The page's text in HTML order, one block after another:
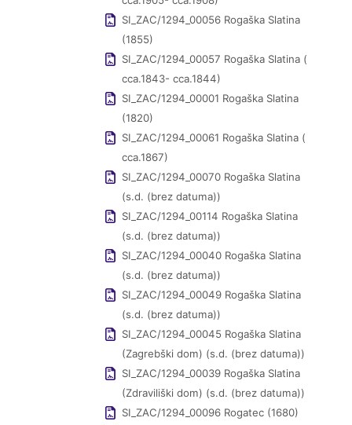
SI_ZAC/1294_00056 Rogaška Slatina
(1855)
SI_ZAC/1294_00057 Rogaška Slatina (
cca.1843- cca.1844)
SI_ZAC/1294_00001 Rogaška Slatina
(1820)
SI_ZAC/1294_00061 Rogaška Slatina (
cca.1867)
SI_ZAC/1294_00070 Rogaška Slatina
(s.d. (brez datuma))
SI_ZAC/1294_00114 Rogaška Slatina
(s.d. (brez datuma))
SI_ZAC/1294_00040 Rogaška Slatina
(s.d. (brez datuma))
SI_ZAC/1294_00049 Rogaška Slatina
(s.d. (brez datuma))
SI_ZAC/1294_00045 Rogaška Slatina
(Zagrebški dom) (s.d. (brez datuma))
SI_ZAC/1294_00039 Rogaška Slatina
(Zdraviliški dom) (s.d. (brez datuma))
SI_ZAC/1294_00096 Rogatec (1680)